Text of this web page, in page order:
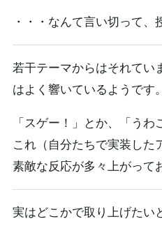
・・・なんて言い切って、
若干テーマからはそれてい
はよく響いているようです。
「スゲー！」とか、「うわ
これ（自分たちで実装した
素敵な反応が多々上がって
実はどこかで取り上げたい